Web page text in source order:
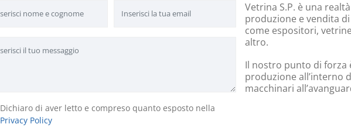
Dichiaro di aver letto e compreso quanto esposto nella
Privacy Policy
Vetrina S.P. è una
produzione e vendita
come espositori,
altro.
Il nostro punto di forza
produzione all’interno
macchinari